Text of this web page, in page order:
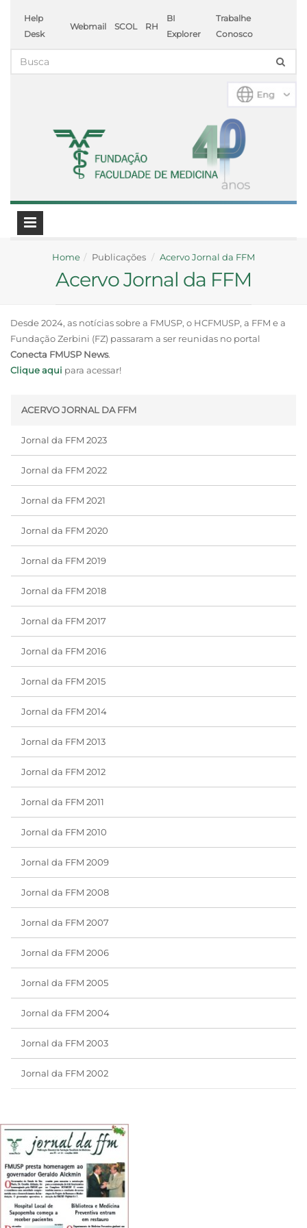
Help
Desk
Webmail SCOL RH
BI
Explorer
Trabalhe
Conosco
Home Publicações Acervo Jornal da FFM
Acervo Jornal da FFM
Desde 2024, as notícias sobre a FMUSP, o HCFMUSP, a FFM e a
Fundação Zerbini (FZ) passaram a ser reunidas no portal
Conecta FMUSP News.
Clique aqui para acessar!
ACERVO JORNAL DA FFM
Jornal da FFM 2023
Jornal da FFM 2022
Jornal da FFM 2021
Jornal da FFM 2020
Jornal da FFM 2019
Jornal da FFM 2018
Jornal da FFM 2017
Jornal da FFM 2016
Jornal da FFM 2015
Jornal da FFM 2014
Jornal da FFM 2013
Jornal da FFM 2012
Jornal da FFM 2011
Jornal da FFM 2010
Jornal da FFM 2009
Jornal da FFM 2008
Jornal da FFM 2007
Jornal da FFM 2006
Jornal da FFM 2005
Jornal da FFM 2004
Jornal da FFM 2003
Jornal da FFM 2002